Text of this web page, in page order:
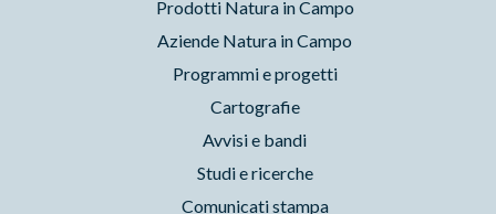
Prodotti Natura in Campo
Aziende Natura in Campo
Programmi e progetti
Cartografie
Avvisi e bandi
Studi e ricerche
Comunicati stampa